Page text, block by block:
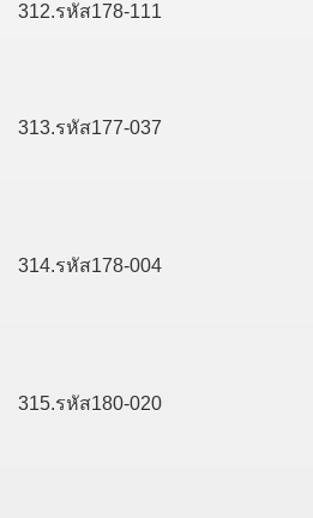
312.รหัส178-111
313.รหัส177-037
314.รหัส178-004
315.รหัส180-020